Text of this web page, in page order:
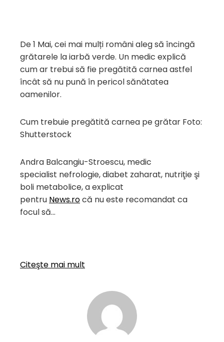
De 1 Mai, cei mai mulți români aleg să încingă
grătarele la iarbă verde. Un medic explică
cum ar trebui să fie pregătită carnea astfel
încât să nu pună în pericol sănătatea
oamenilor.
Cum trebuie pregătită carnea pe grătar Foto:
Shutterstock
Andra Balcangiu-Stroescu, medic
specialist nefrologie, diabet zaharat, nutriţie şi
boli metabolice, a explicat
pentru News.rocă nu este recomandat ca
focul să…
Citeşte mai mult